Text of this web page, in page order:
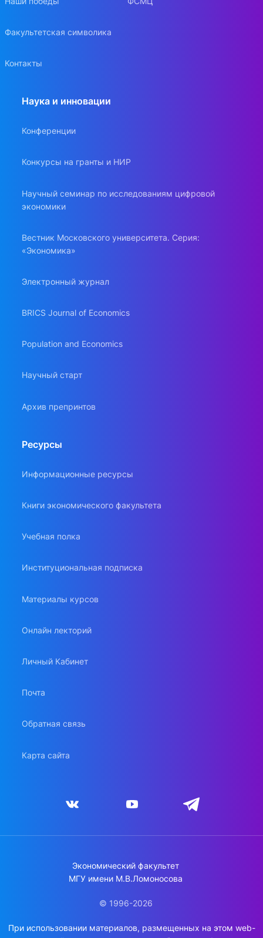
Факультетская символика
Контакты
Наука и инновации
Конференции
Конкурсы на гранты и НИР
Научный семинар по исследованиям цифровой
экономики
Вестник Московского университета. Серия:
«Экономика»
Электронный журнал
BRICS Journal of Economics
Population and Economics
Научный старт
Архив препринтов
Ресурсы
Информационные ресурсы
Книги экономического факультета
Учебная полка
Институциональная подписка
Материалы курсов
Онлайн лекторий
Личный Кабинет
Почта
Обратная связь
Карта сайта
Экономический факультет
МГУ имени М.В.Ломоносова
© 1996-2026
При использовании материалов, размещенных на этом web-